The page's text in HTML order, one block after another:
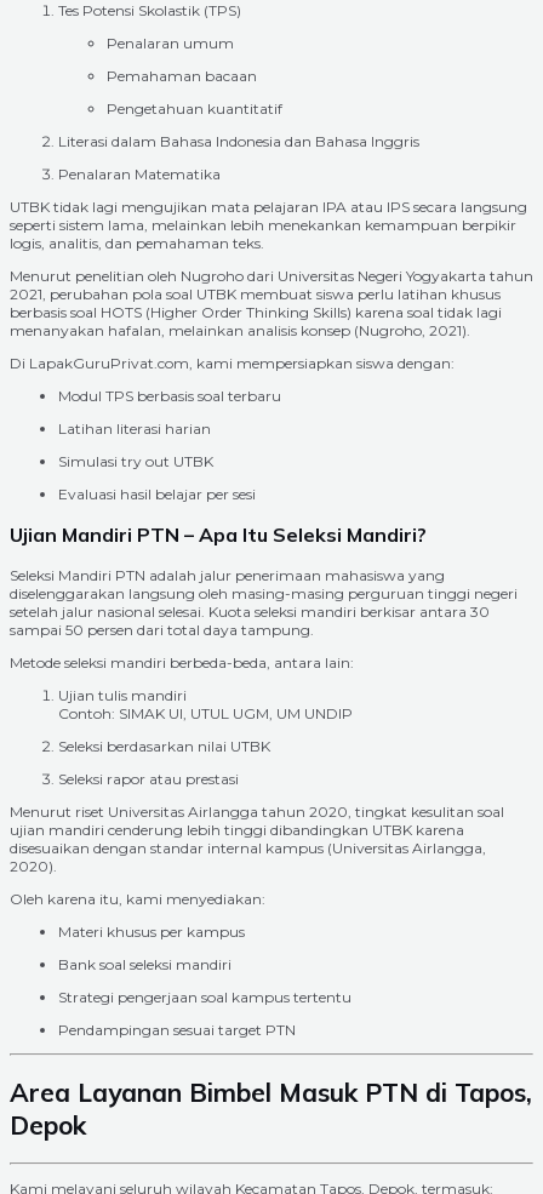
Tes Potensi Skolastik (TPS)
Penalaran umum
Pemahaman bacaan
Pengetahuan kuantitatif
Literasi dalam Bahasa Indonesia dan Bahasa Inggris
Penalaran Matematika
UTBK tidak lagi mengujikan mata pelajaran IPA atau IPS secara langsung
seperti sistem lama, melainkan lebih menekankan kemampuan berpikir
logis, analitis, dan pemahaman teks.
Menurut penelitian oleh Nugroho dari Universitas Negeri Yogyakarta tahun
2021, perubahan pola soal UTBK membuat siswa perlu latihan khusus
berbasis soal HOTS (Higher Order Thinking Skills) karena soal tidak lagi
menanyakan hafalan, melainkan analisis konsep (Nugroho, 2021).
Di LapakGuruPrivat.com, kami mempersiapkan siswa dengan:
Modul TPS berbasis soal terbaru
Latihan literasi harian
Simulasi try out UTBK
Evaluasi hasil belajar per sesi
Ujian Mandiri PTN – Apa Itu Seleksi Mandiri?
Seleksi Mandiri PTN adalah jalur penerimaan mahasiswa yang
diselenggarakan langsung oleh masing-masing perguruan tinggi negeri
setelah jalur nasional selesai. Kuota seleksi mandiri berkisar antara 30
sampai 50 persen dari total daya tampung.
Metode seleksi mandiri berbeda-beda, antara lain:
Ujian tulis mandiri
Contoh: SIMAK UI, UTUL UGM, UM UNDIP
Seleksi berdasarkan nilai UTBK
Seleksi rapor atau prestasi
Menurut riset Universitas Airlangga tahun 2020, tingkat kesulitan soal
ujian mandiri cenderung lebih tinggi dibandingkan UTBK karena
disesuaikan dengan standar internal kampus (Universitas Airlangga,
2020).
Oleh karena itu, kami menyediakan:
Materi khusus per kampus
Bank soal seleksi mandiri
Strategi pengerjaan soal kampus tertentu
Pendampingan sesuai target PTN
Area Layanan Bimbel Masuk PTN di Tapos,
Depok
Kami melayani seluruh wilayah Kecamatan Tapos, Depok, termasuk: